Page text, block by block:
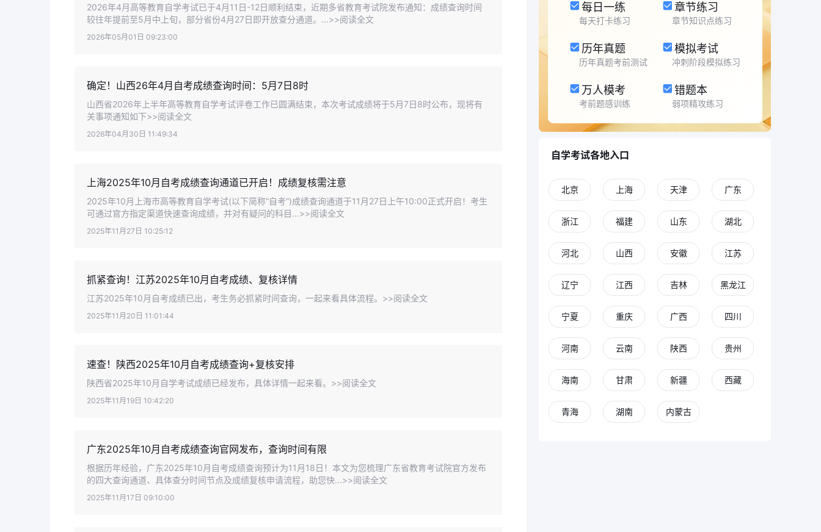
2026年4月高等教育自学考试已于4月11日-12日顺利结束，近期多省教育考试院发布通知：成绩查询时间
较往年提前至5月中上旬，部分省份4月27日即开放查分通道。...>>阅读全文
2026年05月01日 09:23:00
确定！山西26年4月自考成绩查询时间：5月7日8时
山西省2026年上半年高等教育自学考试评卷工作已圆满结束，本次考试成绩将于5月7日8时公布，现将有
关事项通知如下>>阅读全文
2026年04月30日 11:49:34
上海2025年10月自考成绩查询通道已开启！成绩复核需注意
2025年10月上海市高等教育自学考试(以下简称“自考”)成绩查询通道于11月27日上午10:00正式开启！考生
可通过官方指定渠道快速查询成绩，并对有疑问的科目...>>阅读全文
2025年11月27日 10:25:12
抓紧查询！江苏2025年10月自考成绩、复核详情
江苏2025年10月自考成绩已出，考生务必抓紧时间查询，一起来看具体流程。>>阅读全文
2025年11月20日 11:01:44
速查！陕西2025年10月自考成绩查询+复核安排
陕西省2025年10月自学考试成绩已经发布，具体详情一起来看。>>阅读全文
2025年11月19日 10:42:20
广东2025年10月自考成绩查询官网发布，查询时间有限
根据历年经验，广东2025年10月自考成绩查询预计为11月18日！本文为您梳理广东省教育考试院官方发布
的四大查询通道、具体查分时间节点及成绩复核申请流程，助您快...>>阅读全文
2025年11月17日 09:10:00
每日一练
每天打卡练习
章节练习
章节知识点练习
历年真题
历年真题考前测试
模拟考试
冲刺阶段模拟练习
万人模考
考前题感训练
错题本
弱项精攻练习
自学考试各地入口
北京 上海 天津 广东
浙江 福建 山东 湖北
河北 山西 安徽 江苏
辽宁 江西 吉林 黑龙江
宁夏 重庆 广西 四川
河南 云南 陕西 贵州
海南 甘肃 新疆 西藏
青海 湖南 内蒙古